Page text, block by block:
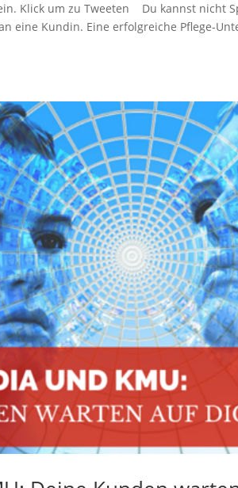
Klick um zu Tweeten Du kannst nicht
eine Kundin. Eine erfolgreiche Pflege-